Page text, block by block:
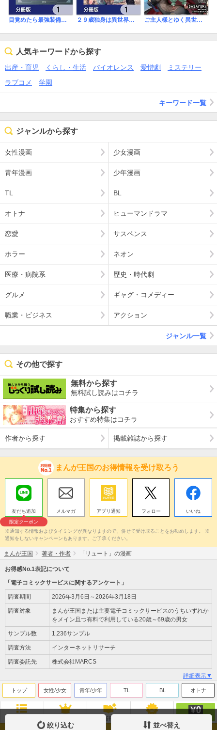
目覚めたら最強装備と宇宙船持ちだったので、一戸建て目指して傭兵として自由に生きたい【分冊版】 ２９歳独身は異世界で自由に生きた……かった。【分冊版】 ご主人様とゆく異世界サバイバル！ 【単話版】
人気キーワードから探す
出産・育児 くらし・生活 バイオレンス 愛憎劇
ミステリー
ラブコメ
学園
キーワード一覧
ジャンルから探す
女性漫画 少女漫画
青年漫画 少年漫画
TL BL
オトナ ヒューマンドラマ
恋愛 サスペンス
ホラー ネオン
医療・病院系 歴史・時代劇
グルメ ギャグ・コメディー
職業・ビジネス アクション
ジャンル一覧
その他で探す
無料から探す
無料試し読みはコチラ
特集から探す
おすすめ特集はコチラ
作者から探す 掲載雑誌から探す
まんが王国のお得情報を受け取ろう
友だち追加
限定クーポン
メルマガ アプリ通知 フォロー いいね
※通知する情報およびタイミングが異なりますので、併せて受け取ることをお勧めします。 ※
通知をしないキャンペーンもあります。ご了承ください。
まんが王国 著者・作者 「リュート」の漫画
絞り込む 並べ替え
お得感No.1表記について
「電子コミックサービスに関するアンケート」
調査期間 2026年3月6日～2026年3月18日
調査対象
まんが王国または主要電子コミックサービスのうちいずれか
をメイン且つ有料で利用している20歳～69歳の男女
サンプル数 1,236サンプル
調査方法 インターネットリサーチ
調査委託先 株式会社MARCS
詳細表示▼
トップ 女性/少女 青年/少年 TL BL オトナ
新刊